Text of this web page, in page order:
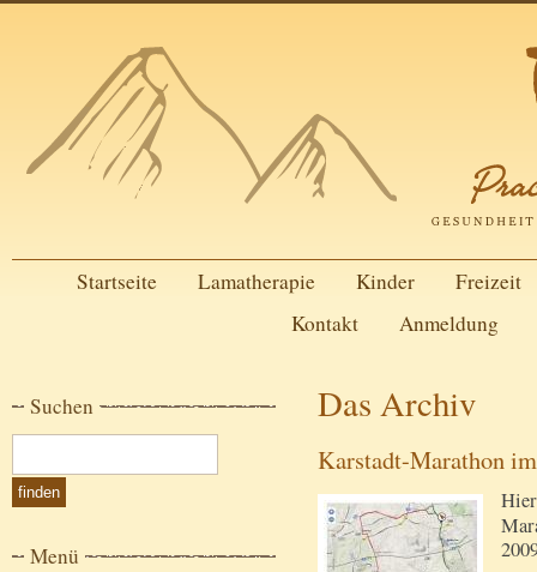
Startseite Lamatherapie Kinder
Freizeit
Kontakt
Anmeldung
Suchen
Menü
Das Archiv
Karstadt-Marathon